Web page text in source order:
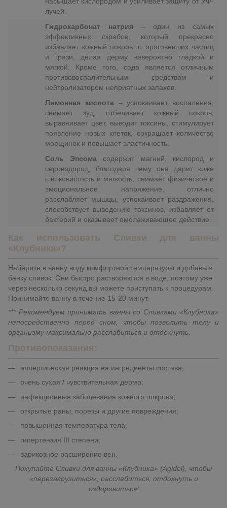
лучей.
Гидрокарбонат натрия – один из самых
эффективных скрабов, который прекрасно
избавляет кожный покров от ороговевших частиц
и грязи, делая дерму невероятно гладкой и
мягкой. Кроме того, сода является отличным
противовоспалительным средством и
нейтрализатором неприятных запахов.
Лимонная кислота – успокаивает воспаления,
снимает зуд, отбеливает кожный покров,
выравнивает цвет, выводит токсины, стимулирует
появление новых клеток, сокращает количество
морщинок и повышает эластичность.
Соль Эпсома содержит магний, кислород и
сероводород, благодаря чему она дарит коже
шелковистость и мягкость, снимает физическое и
эмоциональное напряжение, отлично
расслабляет мышцы, успокаивает раздражения,
способствует выведению токсинов, избавляет от
бактерий и оказывает омолаживающее действие.
Как использовать Сливки для ванны
«Клубника»?
Наберите в ванну воду комфортной температуры и добавьте
банку сливок. Они быстро растворяются в воде, поэтому уже
через несколько секунд вы можете приступать к процедурам.
Принимайте ванну в течение 15-20 минут.
*** Рекомендуем принимать ванны со Сливками «Клубника»
непосредственно перед сном, чтобы позволить телу и
организму максимально расслабиться и отдохнуть.
Противопоказания:
аллергическая реакция на ингредиенты состава;
очень сухая / чувствительная дерма;
инфекционные заболевания кожного покрова;
открытые раны, порезы и другие повреждения;
повышенная температура тела;
гипертензия III степени;
варикозное расширение вен.
Покупайте Сливки для ванны «Клубника» (Agidel), чтобы
«перезагрузиться», расслабиться, отдохнуть и
оздоровиться!